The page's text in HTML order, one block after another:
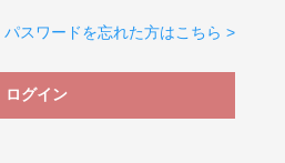
パスワードを忘れた方はこちら >
ログイン